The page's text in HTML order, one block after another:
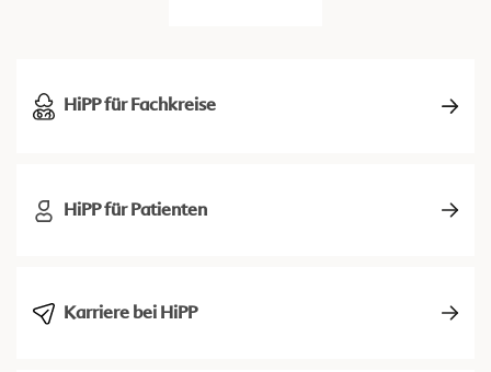
HiPP für Fachkreise
HiPP für Patienten
Karriere bei HiPP